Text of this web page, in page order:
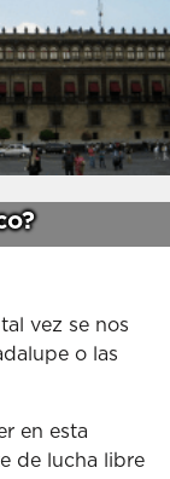
vez se nos
o las
en esta
de lucha libre